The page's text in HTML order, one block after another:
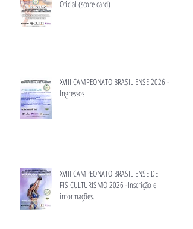
Oficial (score card)
XVIII CAMPEONATO BRASILIENSE 2026 -
Ingressos
XVIII CAMPEONATO BRASILIENSE DE
FISICULTURISMO 2026 -Inscrição e
informações.